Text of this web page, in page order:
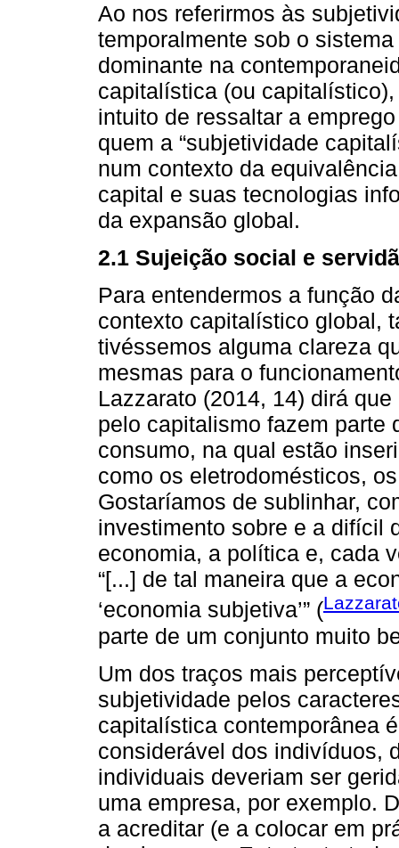
Ao nos referirmos às
temporalmente sob o
dominante na
capitalística (ou
intuito de ressaltar a
quem a “subjetividade
num contexto da
capital e suas tecnologias
da expansão global.
2.1 Sujeição social e
Para entendermos a função
contexto capitalístico global,
tivéssemos alguma clareza
mesmas para o
Lazzarato (2014, 14) dirá
pelo capitalismo fazem parte
consumo, na qual estão
como os eletrodomésticos,
Gostaríamos de sublinhar,
investimento sobre e a difícil
economia, a política e, cada
“[...] de tal maneira que a
‘economia subjetiva’” (
parte de um conjunto muito
Um dos traços mais
subjetividade pelos
capitalística contemporânea
considerável dos indivíduos,
individuais deveriam ser
uma empresa, por exemplo.
a acreditar (e a colocar em